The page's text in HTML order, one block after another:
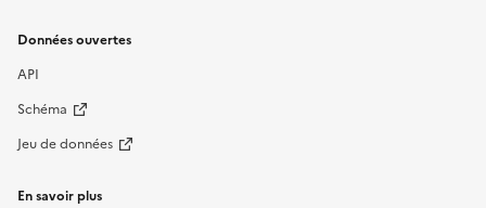
Données ouvertes
API
Schéma
Jeu de données
En savoir plus